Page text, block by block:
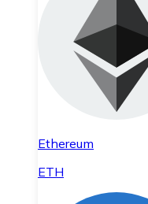
Ethereum
ETH